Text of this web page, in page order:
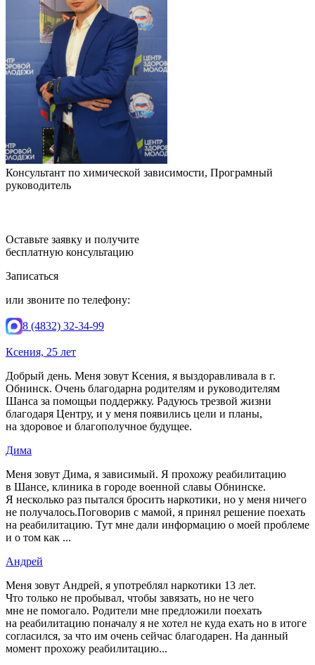
Консультант по химической зависимости, Програмный
руководитель
Оставьте заявку и получите
бесплатную консультацию
Записаться
или звоните по телефону:
8 (4832) 32-34-99
Ксения, 25 лет
Добрый день. Меня зовут Ксения, я выздоравливала в г.
Обнинск. Очень благодарна родителям и руководителям
Шанса за помощьи поддержку. Радуюсь трезвой жизни
благодаря Центру, и у меня появились цели и планы,
на здоровое и благополучное будущее.
Дима
Меня зовут Дима, я зависимый. Я прохожу реабилитацию
в Шансе, клиника в городе военной славы Обнинске.
Я несколько раз пытался бросить наркотики, но у меня ничего
не получалось.Поговорив с мамой, я принял решение поехать
на реабилитацию. Тут мне дали информацию о моей проблеме
и о том как ...
Андрей
Меня зовут Андрей, я употреблял наркотики 13 лет.
Что только не пробывал, чтобы завязать, но не чего
мне не помогало. Родители мне предложили поехать
на реабилитацию поначалу я не хотел не куда ехать но в итоге
согласился, за что им очень сейчас благодарен. На данный
момент прохожу реабилитацию...